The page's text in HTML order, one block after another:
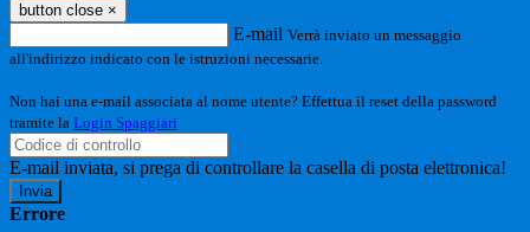
button close ×
E-mail Verrà inviato un messaggio
all'indirizzo indicato con le istruzioni necessarie.
Non hai una e-mail associata al nome utente? Effettua il reset della password
tramite la Login Spaggiari
E-mail inviata, si prega di controllare la casella di posta elettronica!
Errore